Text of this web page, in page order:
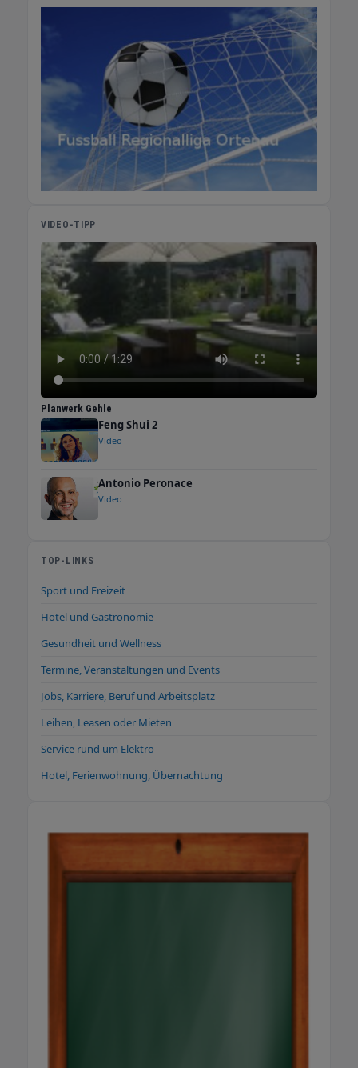
VIDEO-TIPP
Planwerk Gehle
Feng Shui 2
Video
Antonio Peronace
Video
TOP-LINKS
Sport und Freizeit
Hotel und Gastronomie
Gesundheit und Wellness
Termine, Veranstaltungen und Events
Jobs, Karriere, Beruf und Arbeitsplatz
Leihen, Leasen oder Mieten
Service rund um Elektro
Hotel, Ferienwohnung, Übernachtung